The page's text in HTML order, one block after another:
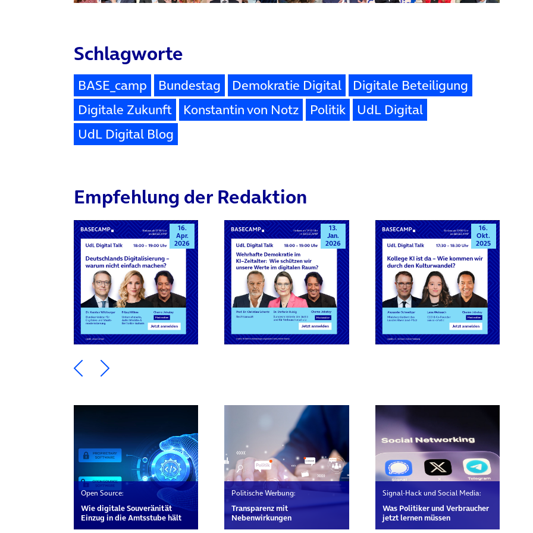
Schlagworte
BASE_camp Bundestag Demokratie Digital
Digitale Beteiligung
Digitale Zukunft
Konstantin von Notz Politik
UdL Digital
UdL Digital Blog
Empfehlung der Redaktion
16.
Apr.
2026
13.
Jan.
2026
16.
Okt.
2025
Ein Element zurück blättern
Ein Element weiter blättern
Open Source:
Wie digitale Souveränität
Einzug in die Amtsstube hält
Politische Werbung:
Transparenz mit
Nebenwirkungen
Signal-Hack und Social Media:
Was Politiker und Verbraucher
jetzt lernen müssen